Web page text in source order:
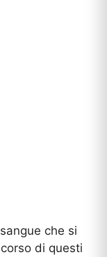
che si
di questi